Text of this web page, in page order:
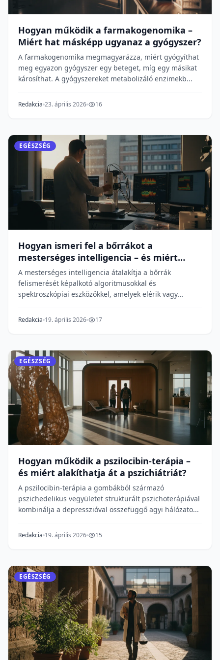
Hogyan működik a farmakogenomika –
Miért hat másképp ugyanaz a gyógyszer?
A farmakogenomika megmagyarázza, miért gyógyíthat
meg egyazon gyógyszer egy beteget, míg egy másikat
károsíthat. A gyógyszereket metabolizáló enzimekb...
Redakcia 23. április 2026 16
EGÉSZSÉG
Hogyan ismeri fel a bőrrákot a
mesterséges intelligencia – és miért
fontos ez?
A mesterséges intelligencia átalakítja a bőrrák
felismerését képalkotó algoritmusokkal és
spektroszkópiai eszközökkel, amelyek elérik vagy
Redakcia 19. április 2026 17
EGÉSZSÉG
Hogyan működik a pszilocibin-terápia –
és miért alakíthatja át a pszichiátriát?
A pszilocibin-terápia a gombákból származó
pszichedelikus vegyületet strukturált pszichoterápiával
kombinálja a depresszióval összefüggő agyi hálózato...
Redakcia 19. április 2026 15
EGÉSZSÉG